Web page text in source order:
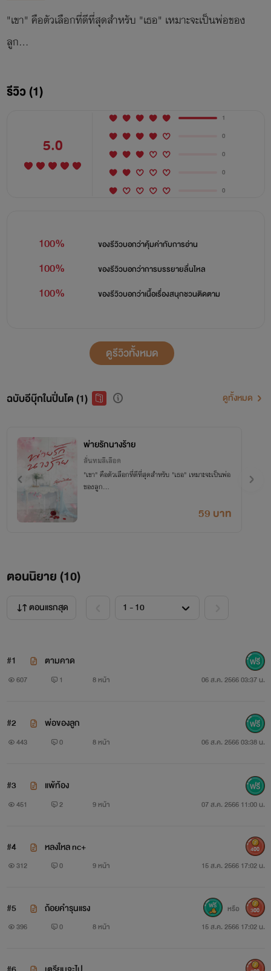
"เขา" คือตัวเลือกที่ดีที่สุดสำหรับ "เธอ" เหมาะจะเป็นพ่อของ
ลูก...
รีวิว (1)
5.0
1
0
0
0
0
100% ของรีวิวบอกว่าคุ้มค่ากับการอ่าน
100% ของรีวิวบอกว่าการบรรยายลื่นไหล
100% ของรีวิวบอกว่าเนื้อเรื่องสนุกชวนติดตาม
ดูรีวิวทั้งหมด
ฉบับอีบุ๊กในปิ่นโต (1) ดูทั้งหมด
พ่ายรักนางร้าย
ลั่นทมสีเลือด
"เขา" คือตัวเลือกที่ดีที่สุดสำหรับ "เธอ" เหมาะจะเป็นพ่อ
ของลูก...
59 บาท
ตอนนิยาย (10)
ตอนแรกสุด
#1 ตามคาด
607 1 8 หน้า 06 ส.ค. 2566 03:37 น.
#2 พ่อของลูก
443 0 8 หน้า 06 ส.ค. 2566 03:38 น.
#3 แพ้ท้อง
451 2 9 หน้า 07 ส.ค. 2566 11:00 น.
#4 หลงใหล nc+
312 0 9 หน้า 15 ส.ค. 2566 17:02 น.
400
#5 ถ้อยคำรุนแรง
396 0 8 หน้า 15 ส.ค. 2566 17:02 น.
หรือ 300